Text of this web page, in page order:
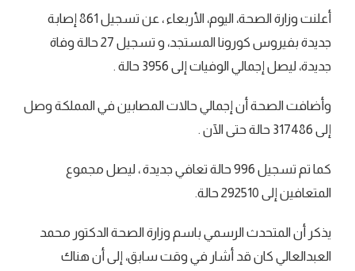
أعلنت وزارة الصحة، اليوم، الأربعاء ، عن تسجيل 861 إصابة
جديدة بفيروس كورونا المستجد، و تسجيل 27 حالة وفاة
جديدة، ليصل إجمالي الوفيات إلى 3956 حالة .
وأضافت الصحة أن إجمالي حالات المصابين في المملكة وصل
إلى 317486 حالة حتى الآن .
كما تم تسجيل 996 حالة تعافي جديدة ، ليصل مجموع
المتعافين إلى 292510 حالة.
يذكر أن المتحدث الرسمي باسم وزارة الصحة الدكتور محمد
العبدالعالي كان قد أشار في وقت سابق، إلى أن هناك